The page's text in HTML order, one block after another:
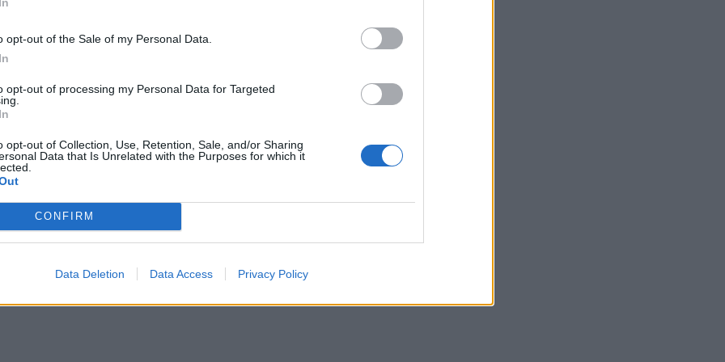
opt-out of the Sale of my Personal Data.
opt-out of processing my Personal Data for Targeted
opt-out of Collection, Use, Retention, Sale, and/or Sharing
Data that Is Unrelated with the Purposes for which it
CONFIRM
Data Deletion Data Access Privacy Policy
και παιχνιδιών, ακόμη και μετά
δεν μπορούν», σημείωσαν οι ερευνητές.
τα ονόματα των αντικειμένων ως σκύλους με
ότι, αν η κλίση του κεφαλιού σχετίζεται με
ερεθισμάτων, οι σκύλοι που μαθαίνουν τις
συχνότερα στο άκουσμα του ονόματος του